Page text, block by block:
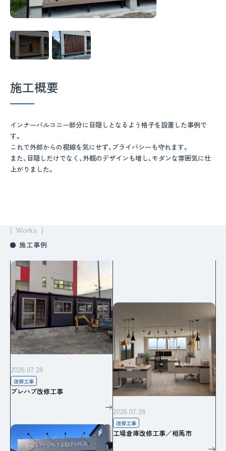
施工概要
インナーバルコニー部分に目隠しとなるよう格子を設置した事例で
す。
これで外部からの視線を気にせず、プライバシーも守れます。
また、目隠しだけでなく、外観のデザインも増し、モダンな雰囲気に仕
上がりました。
Works
施工事例
2026.07.28
改修工事
プレハブ改修工事
2026.07.28
改修工事
工場倉庫改修工事／相馬市
不動産
ブログ
0246-32-6974
環境・品質方針
プライバシーポリシー
Facebook
Instagram